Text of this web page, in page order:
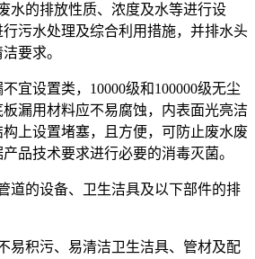
水的排放性质、浓度及水等进行设
污水处理及综合利用措施，并排水头
要求。
宜设置类，10000级和100000级无尘
漏用材料应不易腐蚀，内表面光亮洁
上设置堵塞，且方便，可防止废水废
品技术要求进行必要的消毒灭菌。
道的设备、卫生洁具及以下部件的排
易积污、易清洁卫生洁具、管材及配